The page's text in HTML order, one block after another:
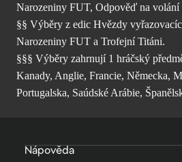
Narozeniny FUT, Odpověď na volání
§§ Výběry z edic Hvězdy
Narozeniny FUT a Trofejní Titáni.
§§§ Výběry zahrnují 1 hráčský
Kanady, Anglie, Francie, Německa,
Portugalska, Saúdské Arábie,
Nápověda